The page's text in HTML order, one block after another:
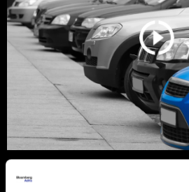
Srbija još vozi stare
tržište se menja zbog